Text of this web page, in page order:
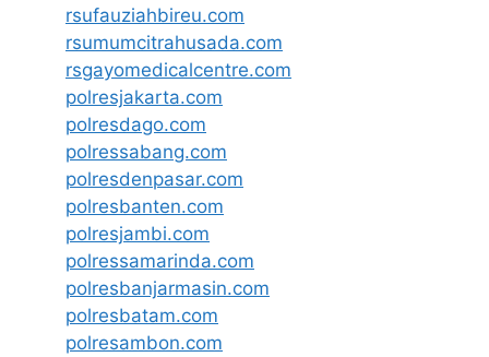
rsufauziahbireu.com
rsumumcitrahusada.com
rsgayomedicalcentre.com
polresjakarta.com
polresdago.com
polressabang.com
polresdenpasar.com
polresbanten.com
polresjambi.com
polressamarinda.com
polresbanjarmasin.com
polresbatam.com
polresambon.com